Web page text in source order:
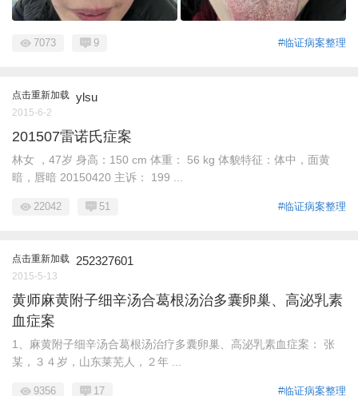
#临证病案整理
7073 9
点击重新加载 ylsu
2015-6-2
201507雷诺氏症案
林女 ，47岁 身高：150 cm 体重： 56 kg 体貌特征：体中，面黄
暗，唇暗 20150420 主诉： 199 ...
#临证病案整理
22042 51
点击重新加载 252327601
2015-5-13
黄师麻黄附子细辛汤合葛根汤治多囊卵巢、高泌乳素
血症案
1、麻黄附子细辛汤合葛根汤治疗多囊卵巢、高泌乳素血症案： 张
某，３４岁，山东莱芜人，２年 ...
#临证病案整理
9356 17